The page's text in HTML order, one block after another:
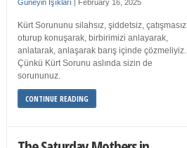
Güneyin Işıkları | February 16, 2025
Kürt Sorununu silahsız, şiddetsiz, çatışmasız
oturup konuşarak, birbirimizi anlayarak,
anlatarak, anlaşarak barış içinde çözmeliyiz.
Çünkü Kürt Sorunu aslında sizin de
sorununuz.
CONTINUE READING